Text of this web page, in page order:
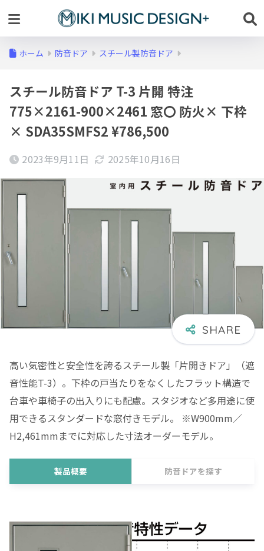
ホーム 防音ドア スチール製防音ドア
スチール防音ドア T-3 片開 特注
775×2161-900×2461 窓〇 防火× 下枠
× SDA35SMFS2 ¥786,500
2023年9月11日 2025年10月16日
高い気密性と安全性を誇るスチール製「片開きドア」（遮
音性能T-3）。下枠の戸当たりをなくしたフラット構造で
台車や車椅子の出入りにも配慮。スタジオなど多用途に使
用できるスタンダードな窓付きモデル。 ※W900mm／
H2,461mmまでに対応した寸法オーダーモデル。
製品概要 防音ドアを探す